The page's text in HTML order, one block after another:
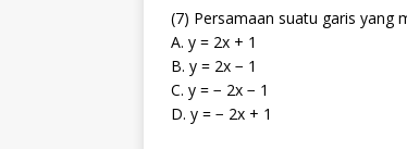
(7) Persamaan suatu garis yang
A. y = 2x + 1
B. y = 2x − 1
C. y = − 2x − 1
D. y = − 2x + 1